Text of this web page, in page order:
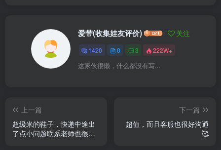
爱带(收集娃友评价) 关注
1420 0 3 222W+
这家伙很懒，什么都没有写...
上一篇
超级米的鞋子，快递中途出
了点小问题联系老师也很快
下一篇
超值，而且客服也很好沟通
🥰